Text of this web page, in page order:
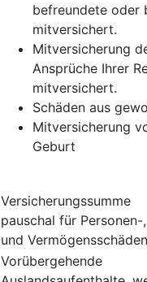
befreundete oder
mitversichert.
Mitversicherung
Ansprüche Ihrer
mitversichert.
Schäden aus
Mitversicherung
Geburt
Versicherungssumme
pauschal für Personen-
und Vermögensschäden
Vorübergehende